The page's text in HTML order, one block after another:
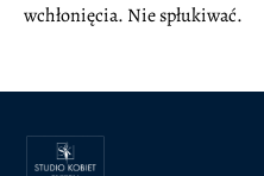
wchłonięcia. Nie spłukiwać.